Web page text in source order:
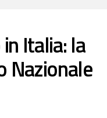
Italia: la
Nazionale